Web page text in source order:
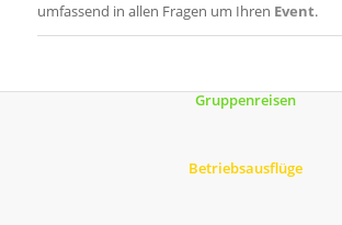
umfassend in allen Fragen um Ihren Event.
Gruppenreisen
Betriebsausflüge